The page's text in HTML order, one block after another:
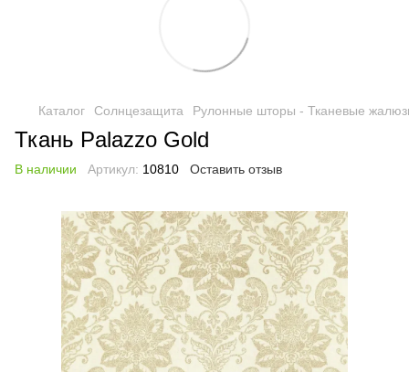
Каталог Солнцезащита Рулонные шторы - Тканевые
Ткань Palazzo Gold
В наличии Артикул: 10810 Оставить отзыв